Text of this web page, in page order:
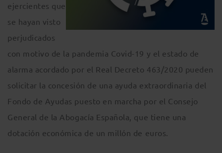
ejercientes que
se hayan visto
perjudicados
con motivo de la pandemia Covid-19 y el estado de
alarma acordado por el Real Decreto 463/2020 pueden
solicitar la concesión de una ayuda extraordinaria del
Fondo de Ayudas puesto en marcha por el Consejo
General de la Abogacía Española, que tiene una
dotación económica de un millón de euros.